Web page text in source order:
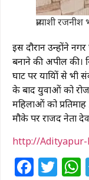
प्रत्याशी
इस दौरान उन्होंने
बनाने की अपील की।
घाट पर यात्रियों से
के बाद युवाओं को
महिलाओं को
मौके पर राजद नेता देव
http://Adityapur-